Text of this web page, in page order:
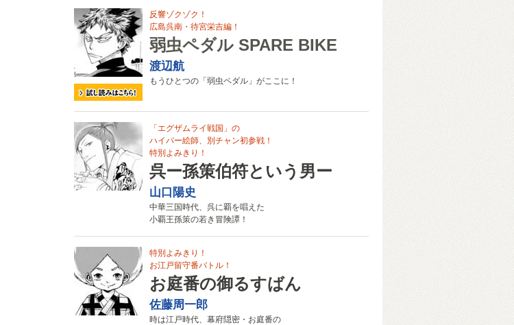
反響ゾクゾク！
広島呉南・待宮栄吉編！
弱虫ペダル SPARE BIKE
渡辺航
もうひとつの「弱虫ペダル」がここに！
「エグザムライ戦国」の
ハイパー絵師、別チャン初参戦！
特別よみきり！
呉ー孫策伯符という男ー
山口陽史
中華三国時代、呉に覇を唱えた
小覇王孫策の若き冒険譚！
特別よみきり！
お江戸留守番バトル！
お庭番の御るすばん
佐藤周一郎
時は江戸時代、幕府隠密・お庭番の